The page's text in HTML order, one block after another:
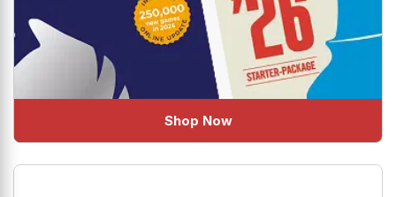
Shop Now